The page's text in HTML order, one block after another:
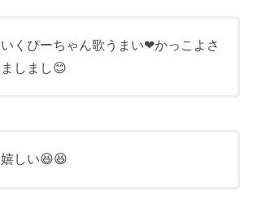
いくぴーちゃん歌うまい❤かっこよさ
ましまし😊
嬉しい😆😆